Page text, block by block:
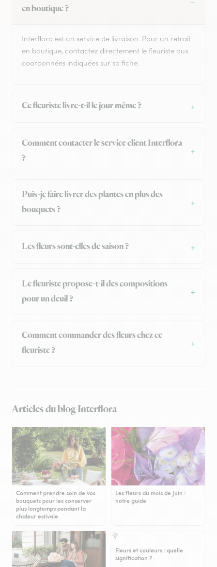
en boutique ?
Interflora est un service de livraison. Pour un retrait
en boutique, contactez directement le fleuriste aux
coordonnées indiquées sur sa fiche.
Ce fleuriste livre-t-il le jour même ?
Comment contacter le service client Interflora
?
Puis-je faire livrer des plantes en plus des
bouquets ?
Les fleurs sont-elles de saison ?
Le fleuriste propose-t-il des compositions
pour un deuil ?
Comment commander des fleurs chez ce
fleuriste ?
Articles du blog Interflora
Comment prendre soin de vos
bouquets pour les conserver
plus longtemps pendant la
chaleur estivale
Les fleurs du mois de Juin :
notre guide
Fleurs et couleurs : quelle
signification ?